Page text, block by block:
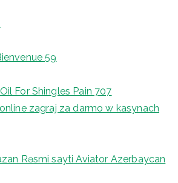
59
For Shingles Pain 707
zagraj za darmo w kasynach
Rəsmi sayti Aviator Azerbaycan